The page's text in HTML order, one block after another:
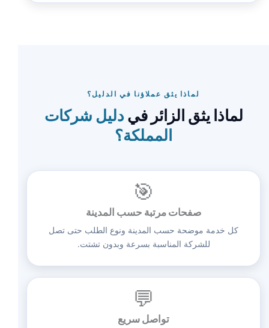
لماذا يثق عملاؤنا في الدليل؟
لماذا يثق الزائر فيدليل شركات
المملكة؟
🎯
صفحات مرتبة حسب المدينة
كل خدمة موضحة حسب المدينة ونوع الطلب حتى تصل
للشركة المناسبة بسرعة وبدون تشتت.
💬
تواصل سريع